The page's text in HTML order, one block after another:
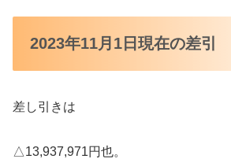
2023年11月1日現在の差引
差し引きは
△13,937,971円也。